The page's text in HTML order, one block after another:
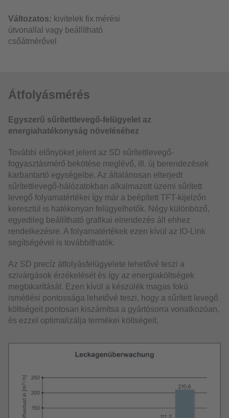
Változatos: kivitelek fix mérési
útvonallal vagy beállítható
csőátmérővel
Átfolyásmérés
Egyszerű sűrítettlevegő-felügyelet az
energiahatékonyság növeléséhez
További előnyöket jelent az SD sűrítettlevegő-
fogyasztásmérő bekötése meglévő, ill. új berendezések
karbantartó egységeibe. Az általánosan elterjedt
sűrítettlevegő-hálózatokban alkalmazott üzemi sűrített
levegő folyamatértékei így már a beépített TFT-kijelzőn
keresztül is hatékonyan felügyelhetők. Négy különböző,
egyedileg beállítható grafikai elrendezés áll ehhez
rendelkezésre. A folyamatértékek ezen kívül az IO-Link
segítségével is továbbíthatók.
Az SD precíz átfolyásfelügyelete lehetővé teszi a
szivárgások érzékelését és így az energiaköltségek
megtakarítását. Ezen kívül a készülék magas fokú
ismétlési pontossága lehetővé teszi, hogy a sűrített levegő
költségeit pontosan kiszámítsa a gyártósorra vonatkozóan,
és ezzel optimalizálja termékei költségeit.